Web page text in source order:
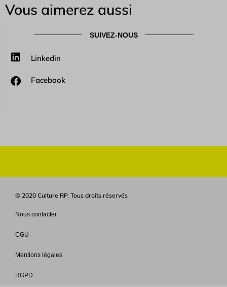
Vous aimerez aussi
SUIVEZ-NOUS
Linkedin
Facebook
© 2020 Culture RP. Tous droits réservés
Nous contacter
CGU
Mentions légales
RGPD